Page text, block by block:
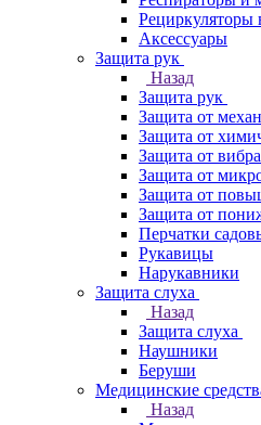
Рециркуляторы
Аксессуары
Защита рук
Назад
Защита рук
Защита от
Защита от
Защита от
Защита от
Защита от
Защита от
Перчатки
Рукавицы
Нарукавники
Защита слуха
Назад
Защита слуха
Наушники
Беруши
Медицинские
Назад